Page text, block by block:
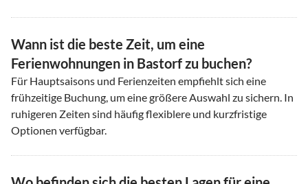
Wann ist die beste Zeit, um eine
Ferienwohnungen in Bastorf zu buchen?
Für Hauptsaisons und Ferienzeiten empfiehlt sich eine
frühzeitige Buchung, um eine größere Auswahl zu sichern. In
ruhigeren Zeiten sind häufig flexiblere und kurzfristige
Optionen verfügbar.